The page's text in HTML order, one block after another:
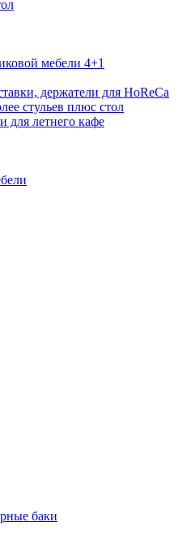
мебели 4+1
держатели для HoReCa
стульев плюс стол
для летнего кафе
баки